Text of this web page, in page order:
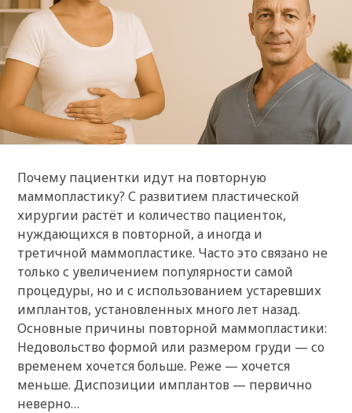
Почему пациентки идут на повторную
маммопластику? С развитием пластической
хирургии растёт и количество пациенток,
нуждающихся в повторной, а иногда и
третичной маммопластике. Часто это связано не
только с увеличением популярности самой
процедуры, но и с использованием устаревших
имплантов, установленных много лет назад.
Основные причины повторной маммопластики:
Недовольство формой или размером груди — со
временем хочется больше. Реже — хочется
меньше. Диспозиции имплантов — первично
неверно…